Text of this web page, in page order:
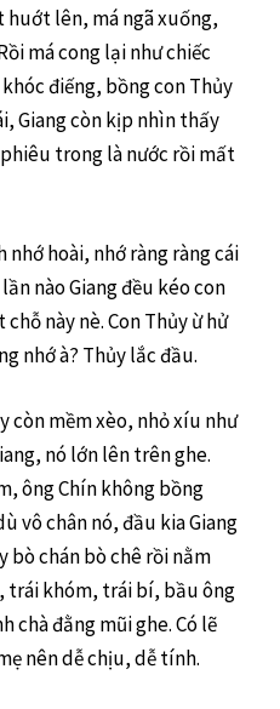
huớt lên, má ngã xuống,
má cong lại như chiếc
điếng, bồng con Thủy
Giang còn kịp nhìn thấy
trong là nước rồi mất
nhớ hoài, nhớ ràng ràng cái
nào Giang đều kéo con
này nè. Con Thủy ừ hử
nhớ à? Thủy lắc đầu.
còn mềm xèo, nhỏ xíu như
nó lớn lên trên ghe.
ông Chín không bồng
vô chân nó, đầu kia Giang
bò chán bò chê rồi nằm
trái khóm, trái bí, bầu ông
chà đằng mũi ghe. Có lẽ
nên dễ chịu, dễ tính.